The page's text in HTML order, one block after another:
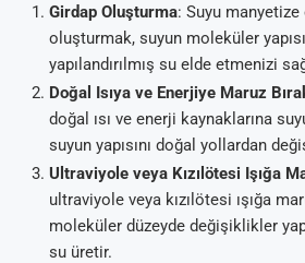
Girdap Oluşturma: Suyu
oluşturmak, suyun moleküler
yapılandırılmış su elde etmenizi
Doğal Isıya ve Enerjiye Maruz
doğal ısı ve enerji kaynaklarına
suyun yapısını doğal yollardan
Ultraviyole veya Kızılötesi Işığa
ultraviyole veya kızılötesi ışığa
moleküler düzeyde değişiklikler
su üretir.